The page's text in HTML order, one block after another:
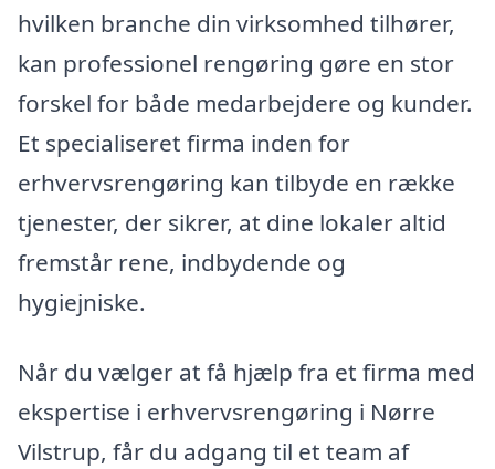
hvilken branche din virksomhed tilhører,
kan professionel rengøring gøre en stor
forskel for både medarbejdere og kunder.
Et specialiseret firma inden for
erhvervsrengøring kan tilbyde en række
tjenester, der sikrer, at dine lokaler altid
fremstår rene, indbydende og
hygiejniske.
Når du vælger at få hjælp fra et firma med
ekspertise i erhvervsrengøring i Nørre
Vilstrup, får du adgang til et team af